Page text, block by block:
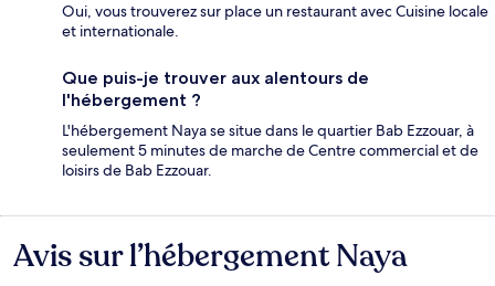
Oui, vous trouverez sur place un restaurant avec Cuisine locale
et internationale.
Que puis-je trouver aux alentours de
l'hébergement ?
L'hébergement Naya se situe dans le quartier Bab Ezzouar, à
seulement 5 minutes de marche de Centre commercial et de
loisirs de Bab Ezzouar.
Avis
Avis sur l’hébergement Naya